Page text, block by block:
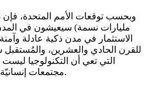
الاستثمار في مدن ذكية عادلة
للقرن الحادي والعشرين،
التي تعي أن التكنولوجيا
مجتمعات إنسانيّة مزدهرة وقادرة على الصمود.